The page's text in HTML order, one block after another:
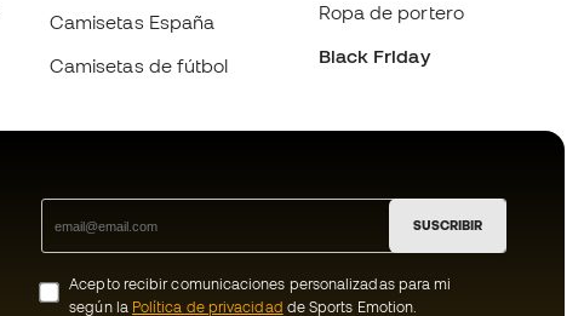
Camisetas España
Camisetas de fútbol
Ropa de portero
Black Friday
SUSCRIBIR
Acepto recibir comunicaciones personalizadas para mi
según la Política de privacidad de Sports Emotion.